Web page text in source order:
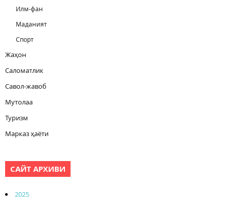
Илм-фан
Маданият
Спорт
Жаҳон
Саломатлик
Савол-жавоб
Мутолаа
Туризм
Марказ ҳаёти
САЙТ АРХИВИ
2025